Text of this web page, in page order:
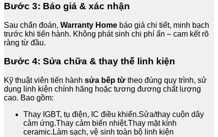
Bước 3: Báo giá & xác nhận
Sau chẩn đoán, Warranty Home báo giá chi tiết, minh bạch
trước khi tiến hành. Không phát sinh chi phí ẩn – cam kết rõ
ràng từ đầu.
Bước 4: Sửa chữa & thay thế linh kiện
Kỹ thuật viên tiến hành sửa bếp từ theo đúng quy trình, sử
dụng linh kiện chính hãng hoặc tương đương chất lượng
cao. Bao gồm:
Thay IGBT, tụ điện, IC điều khiển.Sửa/thay cuộn dây
cảm ứng.Thay cảm biến nhiệt.Thay mặt kính
ceramic.Làm sạch, vệ sinh toàn bộ linh kiện